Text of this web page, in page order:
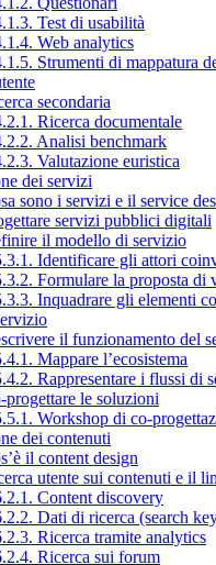
Test di usabilità
Web analytics
Strumenti di mappatura
secondaria
Ricerca documentale
Analisi benchmark
Valutazione euristica
dei servizi
sono i servizi e il service
servizi pubblici digitali
il modello di servizio
Identificare gli attori
Formulare la proposta di
Inquadrare gli elementi
il funzionamento del
Mappare l’ecosistema
Rappresentare i flussi di
progettare le soluzioni
Workshop di co-
dei contenuti
il content design
utente sui contenuti e il
Content discovery
Dati di ricerca (search
Ricerca tramite analytics
Ricerca sui forum